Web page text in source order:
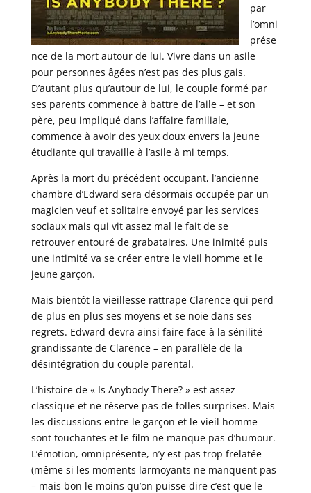
par
l’omni
prése
nce de la mort autour de lui. Vivre dans un asile
pour personnes âgées n’est pas des plus gais.
D’autant plus qu’autour de lui, le couple formé par
ses parents commence à battre de l’aile – et son
père, peu impliqué dans l’affaire familiale,
commence à avoir des yeux doux envers la jeune
étudiante qui travaille à l’asile à mi temps.
Après la mort du précédent occupant, l’ancienne
chambre d’Edward sera désormais occupée par un
magicien veuf et solitaire envoyé par les services
sociaux mais qui vit assez mal le fait de se
retrouver entouré de grabataires. Une inimité puis
une intimité va se créer entre le vieil homme et le
jeune garçon.
Mais bientôt la vieillesse rattrape Clarence qui perd
de plus en plus ses moyens et se noie dans ses
regrets. Edward devra ainsi faire face à la sénilité
grandissante de Clarence – en parallèle de la
désintégration du couple parental.
L’histoire de « Is Anybody There? » est assez
classique et ne réserve pas de folles surprises. Mais
les discussions entre le garçon et le vieil homme
sont touchantes et le film ne manque pas d’humour.
L’émotion, omniprésente, n’y est pas trop frelatée
(même si les moments larmoyants ne manquent pas
– mais bon le moins qu’on puisse dire c’est que le